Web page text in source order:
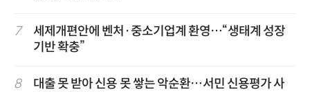
7
세제개편안에 벤처·중소기업계 환영…“생태계 성장
기반 확충”
8
대출 못 받아 신용 못 쌓는 악순환…서민 신용평가 사